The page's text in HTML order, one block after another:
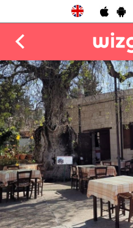
EAT
DRINK
50 BEST
AGENDA
COLLECTIONS
STORIES